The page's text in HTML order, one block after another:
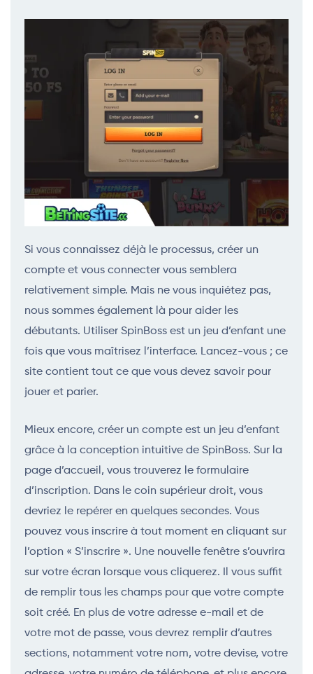
Si vous connaissez déjà le processus, créer un
compte et vous connecter vous semblera
relativement simple. Mais ne vous inquiétez pas,
nous sommes également là pour aider les
débutants. Utiliser SpinBoss est un jeu d’enfant une
fois que vous maîtrisez l’interface. Lancez-vous ; ce
site contient tout ce que vous devez savoir pour
jouer et parier.
Mieux encore, créer un compte est un jeu d’enfant
grâce à la conception intuitive de SpinBoss. Sur la
page d’accueil, vous trouverez le formulaire
d’inscription. Dans le coin supérieur droit, vous
devriez le repérer en quelques secondes. Vous
pouvez vous inscrire à tout moment en cliquant sur
l’option « S’inscrire ». Une nouvelle fenêtre s’ouvrira
sur votre écran lorsque vous cliquerez. Il vous suffit
de remplir tous les champs pour que votre compte
soit créé. En plus de votre adresse e-mail et de
votre mot de passe, vous devrez remplir d’autres
sections, notamment votre nom, votre devise, votre